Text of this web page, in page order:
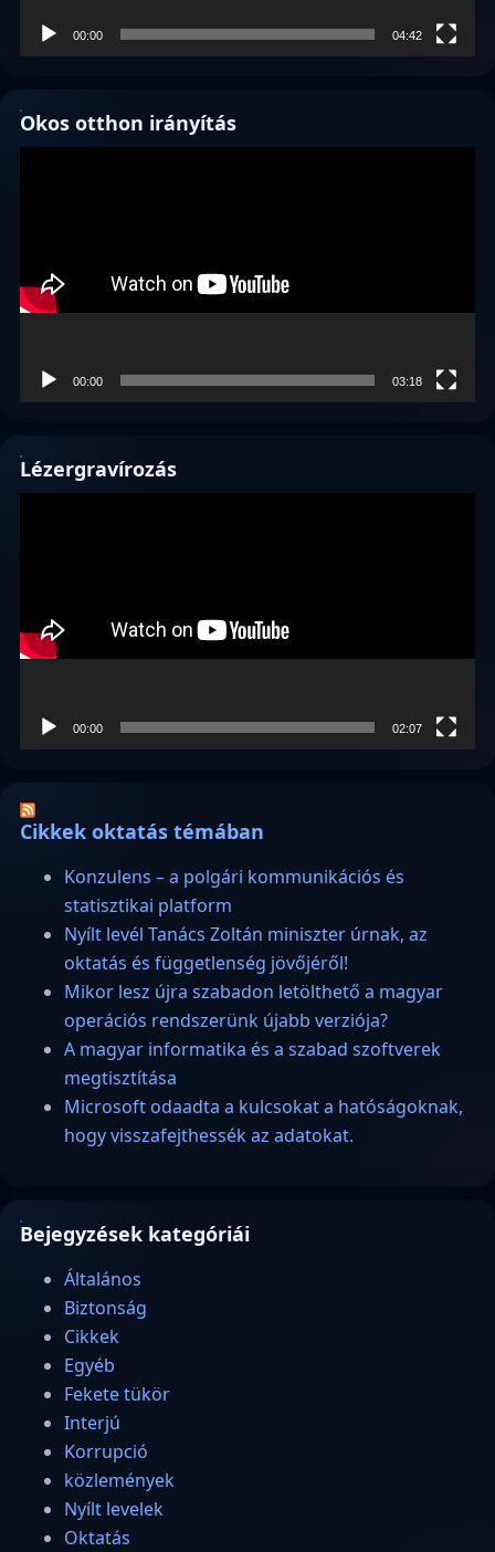
00:00 04:42
Okos otthon irányítás
00:00 03:18
Lézergravírozás
00:00 02:07
Cikkek oktatás témában
Konzulens – a polgári kommunikációs és
statisztikai platform
Nyílt levél Tanács Zoltán miniszter úrnak, az
oktatás és függetlenség jövőjéről!
Mikor lesz újra szabadon letölthető a magyar
operációs rendszerünk újabb verziója?
A magyar informatika és a szabad szoftverek
megtisztítása
Microsoft odaadta a kulcsokat a hatóságoknak,
hogy visszafejthessék az adatokat.
Bejegyzések kategóriái
Általános
Biztonság
Cikkek
Egyéb
Fekete tükör
Interjú
Korrupció
közlemények
Nyílt levelek
Oktatás